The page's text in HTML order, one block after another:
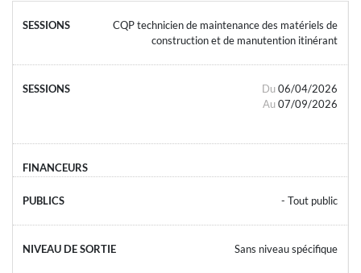
CQP technicien de maintenance des matériels de
construction et de manutention itinérant
Du 06/04/2026
Au 07/09/2026
- Tout public
Sans niveau spécifique